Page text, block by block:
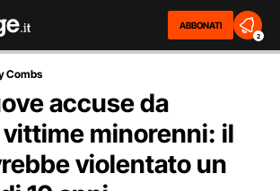
ABBONATI
2
Combs
accuse da
minorenni: il
violentato un